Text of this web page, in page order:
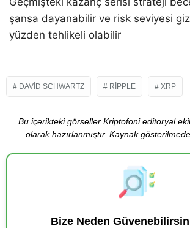
şansa dayanabilir ve risk seviyesi
yüzden tehlikeli olabilir
DAVID SCHWARTZ RIPPLE XRP
Bu içerikteki görseller Kriptofoni editoryal
olarak hazırlanmıştır. Kaynak
Bize Neden